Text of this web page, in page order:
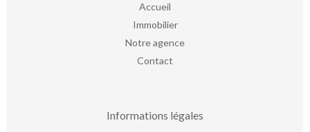
Accueil
Immobilier
Notre agence
Contact
Informations légales